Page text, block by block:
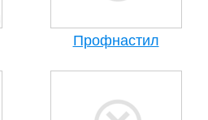
Профнастил